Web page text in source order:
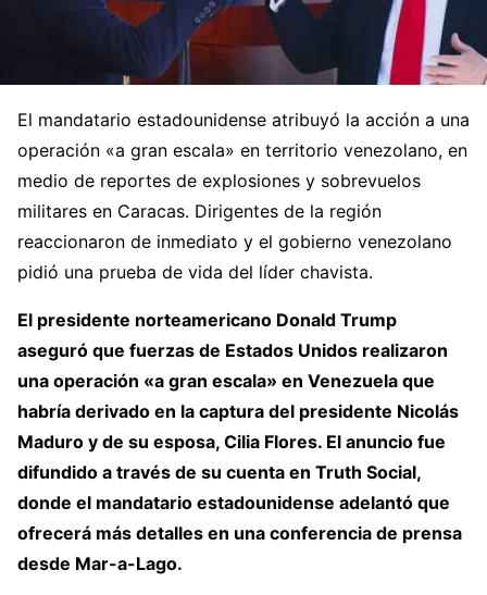
El mandatario estadounidense atribuyó la acción a una
operación «a gran escala» en territorio venezolano, en
medio de reportes de explosiones y sobrevuelos
militares en Caracas. Dirigentes de la región
reaccionaron de inmediato y el gobierno venezolano
pidió una prueba de vida del líder chavista.
El presidente norteamericano Donald Trump
aseguró que fuerzas de Estados Unidos realizaron
una operación «a gran escala» en Venezuela que
habría derivado en la captura del presidente Nicolás
Maduro y de su esposa, Cilia Flores. El anuncio fue
difundido a través de su cuenta en Truth Social,
donde el mandatario estadounidense adelantó que
ofrecerá más detalles en una conferencia de prensa
desde Mar-a-Lago.